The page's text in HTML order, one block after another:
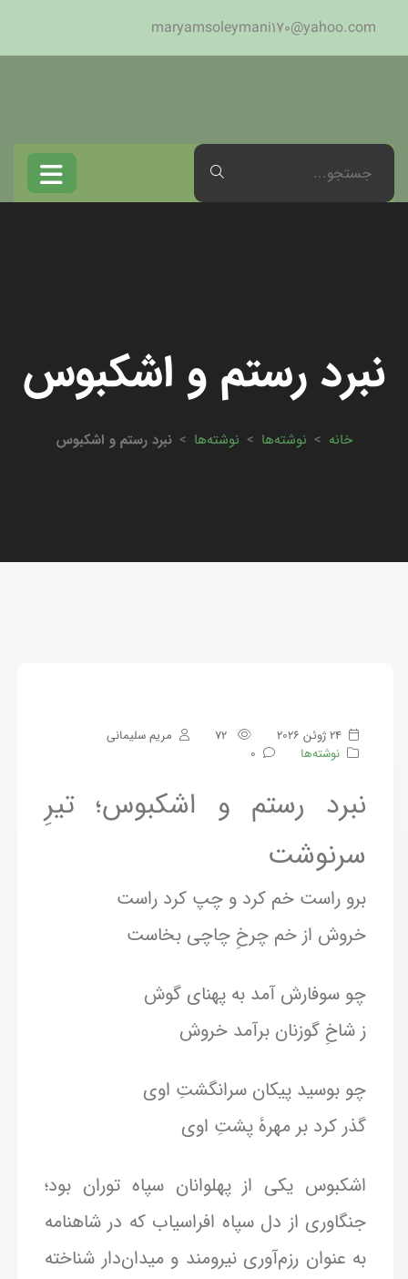
maryamsoleymani170@yahoo.com
نبرد رستم و اشکبوس
خانه > نوشته‌ها > نوشته‌ها > نبرد رستم و اشکبوس
24 ژوئن 2026
مریم سلیمانی
نوشته‌ها
0
نبرد رستم و اشکبوس؛ تیرِ
سرنوشت
برو راست خم کرد و چپ کرد راست
خروش از خم چرخِ چاچی بخاست
چو سوفارش آمد به پهنای گوش
ز شاخِ گوزنان برآمد خروش
چو بوسید پیکان سرانگشتِ اوی
گذر کرد بر مهرهٔ پشتِ اوی
اشکبوس یکی از پهلوانان سپاه توران بود؛
جنگاوری از دل سپاه افراسیاب که در شاهنامه
به عنوان رزم‌آوری نیرومند و میدان‌دار شناخته